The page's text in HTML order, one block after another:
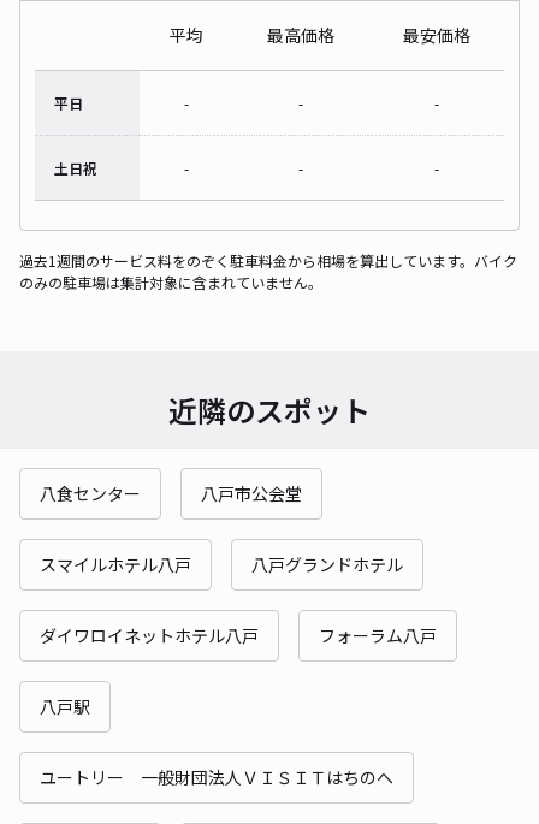
平均 最高価格 最安価格
平日 - - -
土日祝 - - -
過去1週間のサービス料をのぞく駐車料金から相場を算出しています。バイク
のみの駐車場は集計対象に含まれていません。
近隣のスポット
八食センター 八戸市公会堂
スマイルホテル八戸 八戸グランドホテル
ダイワロイネットホテル八戸 フォーラム八戸
八戸駅
ユートリー 一般財団法人ＶＩＳＩＴはちのへ